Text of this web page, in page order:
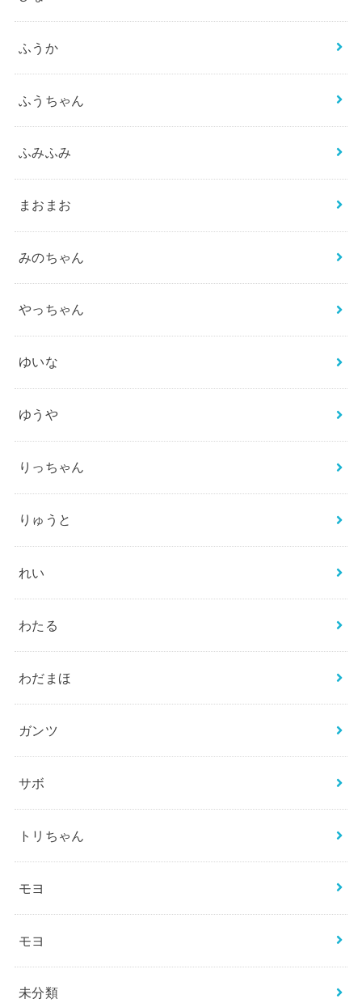
ふうか
ふうちゃん
ふみふみ
まおまお
みのちゃん
やっちゃん
ゆいな
ゆうや
りっちゃん
りゅうと
れい
わたる
わだまほ
ガンツ
サボ
トリちゃん
モヨ
モヨ
未分類